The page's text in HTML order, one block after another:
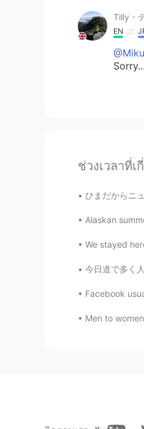
Tilly・
EN
@Miku
て良い
Tilly・
EN
EN
ช่วงเวลาที่เ
ひまだからニューヨ
Alaskan
We stayed
今日道で多く人は私にイ
Facebook
Men to